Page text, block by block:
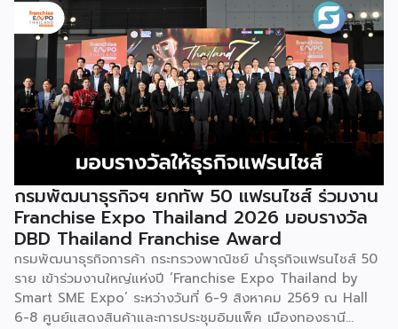
กรมพัฒนาธุรกิจฯ ยกทัพ 50 แฟรนไชส์ ร่วมงาน
Franchise Expo Thailand 2026 มอบรางวัล
DBD Thailand Franchise Award
กรมพัฒนาธุรกิจการค้า กระทรวงพาณิชย์ นำธุรกิจแฟรนไชส์ 50
ราย เข้าร่วมงานใหญ่แห่งปี ‘Franchise Expo Thailand by
Smart SME Expo’ ระหว่างวันที่ 6-9 สิงหาคม 2569 ณ Hall
6-8 ศูนย์แสดงสินค้าและการประชุมอิมแพ็ค เมืองทองธานี